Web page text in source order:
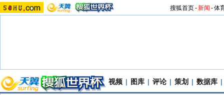
搜狐首页-新闻 -体
视频 | 图库 | 评论 | 策划 | 数据库 |